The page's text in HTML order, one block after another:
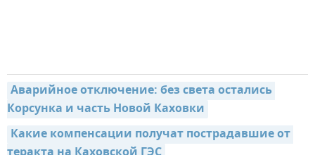
Аварийное отключение: без света остались
Корсунка и часть Новой Каховки
Какие компенсации получат пострадавшие от